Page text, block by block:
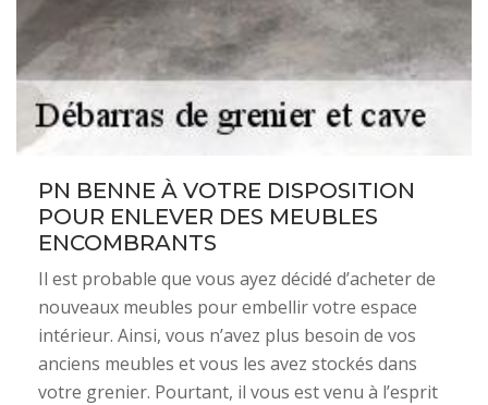
PN BENNE À VOTRE DISPOSITION
POUR ENLEVER DES MEUBLES
ENCOMBRANTS
Il est probable que vous ayez décidé d’acheter de
nouveaux meubles pour embellir votre espace
intérieur. Ainsi, vous n’avez plus besoin de vos
anciens meubles et vous les avez stockés dans
votre grenier. Pourtant, il vous est venu à l’esprit